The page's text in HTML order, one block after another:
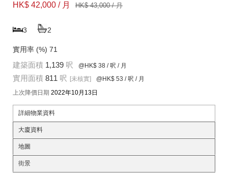
HK$ 42,000 / 月
HK$ 43,000 / 月
3 2
實用率 (%) 71
建築面積 1,139 呎 @HK$ 38 / 呎 / 月
實用面積 811 呎 [未核實] @HK$ 53 / 呎 / 月
上次降價日期 2022年10月13日
詳細物業資料
大廈資料
地圖
街景